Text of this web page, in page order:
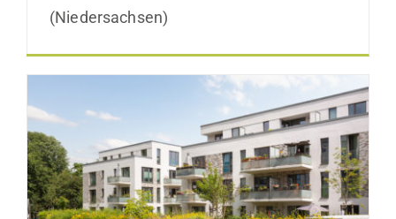
(Niedersachsen)
Tarpenbeker Ufer